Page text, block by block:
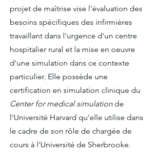
projet de maîtrise vise l'évaluation des
besoins spécifiques des infirmières
travaillant dans l'urgence d'un centre
hospitalier rural et la mise en oeuvre
d'une simulation dans ce contexte
particulier. Elle possède une
certification en simulation clinique du
Center for medical simulation de
l'Université Harvard qu'elle utilise dans
le cadre de son rôle de chargée de
cours à l'Université de Sherbrooke.